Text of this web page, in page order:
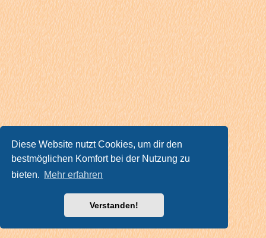
Diese Website nutzt Cookies, um dir den
bestmöglichen Komfort bei der Nutzung zu
bieten. Mehr erfahren
Verstanden!